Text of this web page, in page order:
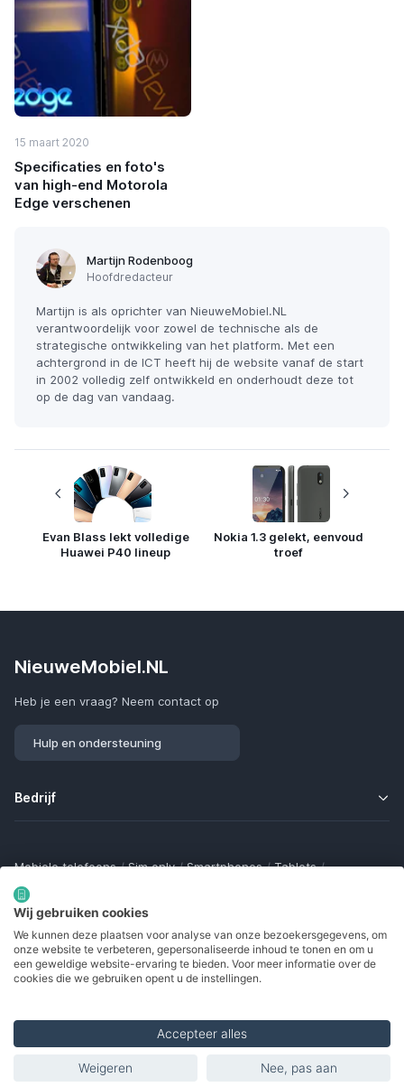
15 maart 2020
Specificaties en foto's
van high-end Motorola
Edge verschenen
Martijn Rodenboog
Hoofdredacteur
Martijn is als oprichter van NieuweMobiel.NL
verantwoordelijk voor zowel de technische als de
strategische ontwikkeling van het platform. Met een
achtergrond in de ICT heeft hij de website vanaf de start
in 2002 volledig zelf ontwikkeld en onderhoudt deze tot
op de dag van vandaag.
Evan Blass lekt volledige
Huawei P40 lineup
Nokia 1.3 gelekt, eenvoud
troef
NieuweMobiel.NL
Heb je een vraag? Neem contact op
Hulp en ondersteuning
Bedrijf
Mobiele telefoons / Sim only / Smartphones / Tablets /
Smartwatches
Bluetooth trackers / Opladers
Samsung Galaxy
Gamingtelefoons / Foldables / Robuuste telefoons /
Seniorentelefoons / Waterdichte telefoons / Refurbished
© 2002 - 2026. Alle rechten voorbehouden
Vermelde producten
Wij gebruiken cookies
We kunnen deze plaatsen voor analyse van onze bezoekersgegevens, om
onze website te verbeteren, gepersonaliseerde inhoud te tonen en om u
een geweldige website-ervaring te bieden. Voor meer informatie over de
cookies die we gebruiken opent u de instellingen.
Accepteer alles
Weigeren Nee, pas aan